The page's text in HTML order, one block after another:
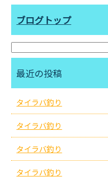
ブログトップ
最近の投稿
タイラバ釣り
タイラバ釣り
タイラバ釣り
タイラバ釣り